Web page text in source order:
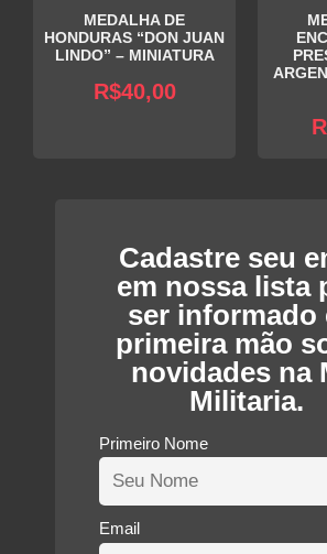
MEDALHA DE
HONDURAS “DON JUAN
LINDO” – MINIATURA
R$40,00
Cadastre seu
em nossa lista
ser informado
primeira mão
novidades na
Militaria.
Primeiro Nome
Email